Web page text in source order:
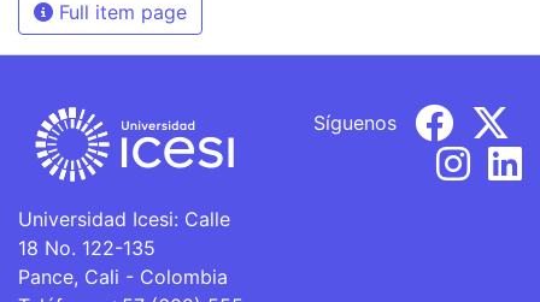
Full item page
Universidad Icesi: Calle
18 No. 122-135
Pance, Cali - Colombia
Síguenos